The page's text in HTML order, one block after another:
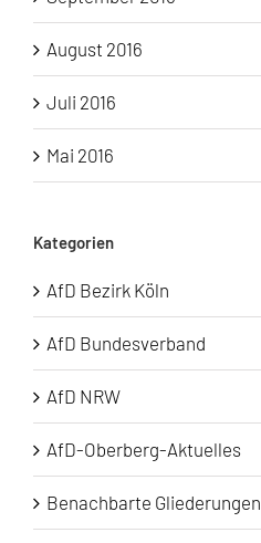
August 2016
Juli 2016
Mai 2016
Kategorien
AfD Bezirk Köln
AfD Bundesverband
AfD NRW
AfD-Oberberg-Aktuelles
Benachbarte Gliederungen